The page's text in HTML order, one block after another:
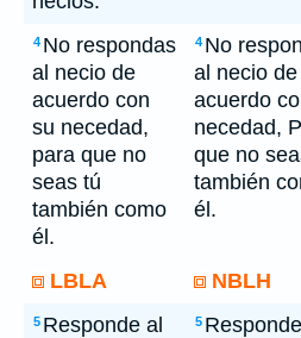
4 No respondas
al necio de
acuerdo con
su necedad,
para que no
seas tú
también como
él.
4 No
al necio de
acuerdo
necedad,
que no
también
él.
LBLA NBLH
5 Responde al
5